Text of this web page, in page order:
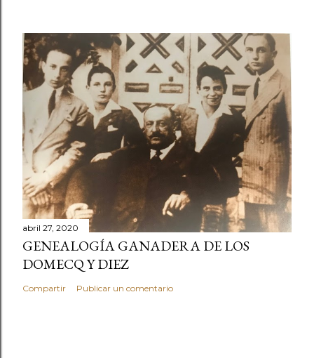
abril 27, 2020
GENEALOGÍA GANADERA DE LOS
DOMECQ Y DIEZ
Compartir Publicar un comentario